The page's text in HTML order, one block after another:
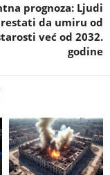
prognoza: Ljudi
da umiru od
već od 2032.
godine